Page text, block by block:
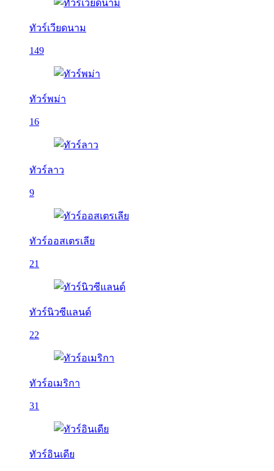
ทัวร์เวียดนาม
149
ทัวร์พม่า
16
ทัวร์ลาว
9
ทัวร์ออสเตรเลีย
21
ทัวร์นิวซีแลนด์
22
ทัวร์อเมริกา
31
ทัวร์อินเดีย